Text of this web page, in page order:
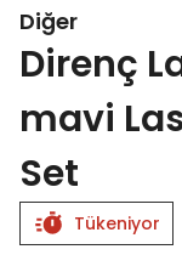
Diğer
Direnç
mavi
Set
Tükeniyor